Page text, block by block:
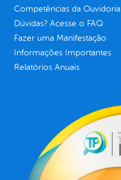
Competências da Ouvidoria
Dúvidas? Acesse o FAQ
Fazer uma Manifestação
Informações Importantes
Relatórios Anuais